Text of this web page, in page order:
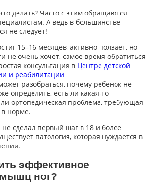
делать? Часто с этим обращаются
А ведь в большинстве
не следует!
15–16 месяцев, активно ползает, но
не очень хочет, самое время обратиться
консультация в Центре детской
и реабилитации
разобраться, почему ребенок не
определить, есть ли какая-то
ортопедическая проблема, требующая
норме.
не сделал первый шаг в 18 и более
патология, которая нуждается в
эффективное
ног?